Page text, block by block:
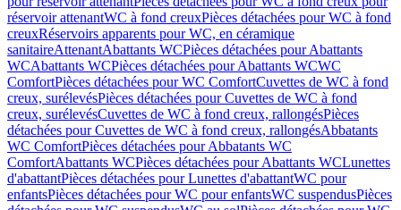
réservoir attenantWC à fond creuxPièces détachées pour WC à fond
creuxRéservoirs apparents pour WC, en céramique
sanitaireAttenantAbattants WCPièces détachées pour Abattants
WCAbattants WCPièces détachées pour Abattants WCWC
ComfortPièces détachées pour WC ComfortCuvettes de WC à fond
creux, surélevésPièces détachées pour Cuvettes de WC à fond
creux, surélevésCuvettes de WC à fond creux, rallongésPièces
détachées pour Cuvettes de WC à fond creux, rallongésAbbatants
WC ComfortPièces détachées pour Abbatants WC
ComfortAbattants WCPièces détachées pour Abattants WCLunettes
d'abattantPièces détachées pour Lunettes d'abattantWC pour
enfantsPièces détachées pour WC pour enfantsWC suspendusPièces